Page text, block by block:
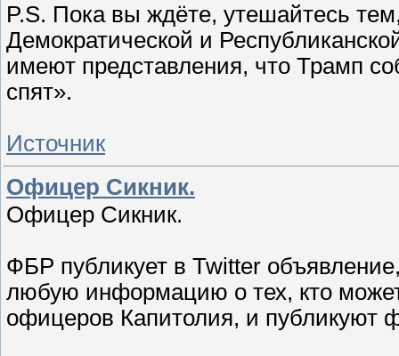
P.S. Пока вы ждёте, утешайтесь
Демократической и
имеют представления, что Трамп
спят».
Источник
Офицер Сикник.
Офицер Сикник.
ФБР публикует в Twitter
любую информацию о тех, кто
офицеров Капитолия, и публикуют